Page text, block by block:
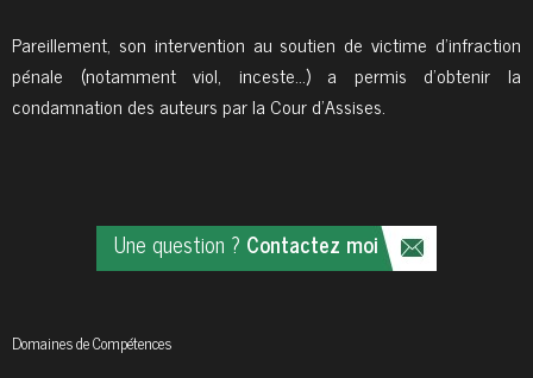
Pareillement, son intervention au soutien de victime d’infraction
pénale (notamment viol, inceste…) a permis d’obtenir la
condamnation des auteurs par la Cour d’Assises.
Une question ? Contactez moi
Domaines deCompétences